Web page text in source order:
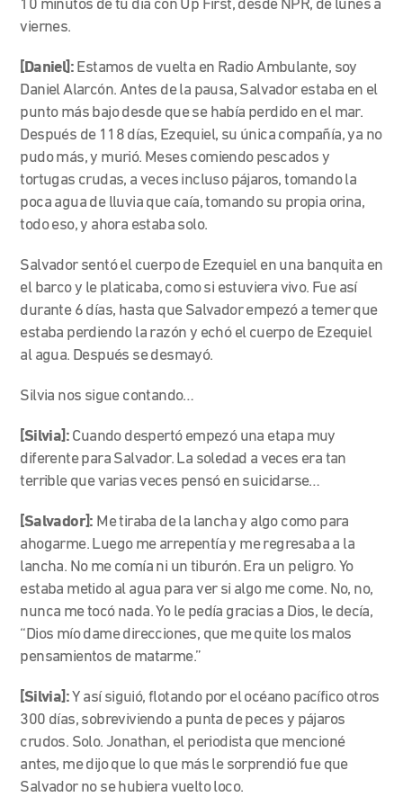
10 minutos de tu día con Up First, desde NPR, de lunes a
viernes.
[Daniel]: Estamos de vuelta en Radio Ambulante, soy
Daniel Alarcón. Antes de la pausa, Salvador estaba en el
punto más bajo desde que se había perdido en el mar.
Después de 118 días, Ezequiel, su única compañía, ya no
pudo más, y murió. Meses comiendo pescados y
tortugas crudas, a veces incluso pájaros, tomando la
poca agua de lluvia que caía, tomando su propia orina,
todo eso, y ahora estaba solo.
Salvador sentó el cuerpo de Ezequiel en una banquita en
el barco y le platicaba, como si estuviera vivo. Fue así
durante 6 días, hasta que Salvador empezó a temer que
estaba perdiendo la razón y echó el cuerpo de Ezequiel
al agua. Después se desmayó.
Silvia nos sigue contando…
[Silvia]: Cuando despertó empezó una etapa muy
diferente para Salvador. La soledad a veces era tan
terrible que varias veces pensó en suicidarse…
[Salvador]: Me tiraba de la lancha y algo como para
ahogarme. Luego me arrepentía y me regresaba a la
lancha. No me comía ni un tiburón. Era un peligro. Yo
estaba metido al agua para ver si algo me come. No, no,
nunca me tocó nada. Yo le pedía gracias a Dios, le decía,
“Dios mío dame direcciones, que me quite los malos
pensamientos de matarme.”
[Silvia]:Y así siguió, flotando por el océano pacífico otros
300 días, sobreviviendo a punta de peces y pájaros
crudos. Solo. Jonathan, el periodista que mencioné
antes, me dijo que lo que más le sorprendió fue que
Salvador no se hubiera vuelto loco.